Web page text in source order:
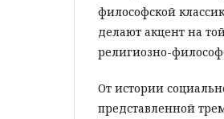
философской
делают акцент на
религиозно-
От истории
представленной